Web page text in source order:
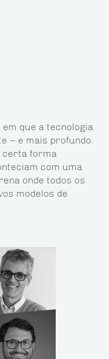
que a tecnologia
– e mais profundo.
certa forma
com uma
onde todos os
modelos de